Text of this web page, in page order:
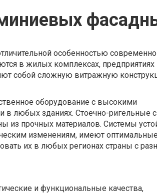
особенностью
в жилых комплексах, предприятиях
собой сложную витражную
оборудование с высокими
в любых зданиях. Стоечно-ригельные
из прочных материалов. Системы
изменениям, имеют оптимальные
их в любых регионах страны с
и функциональные качества,